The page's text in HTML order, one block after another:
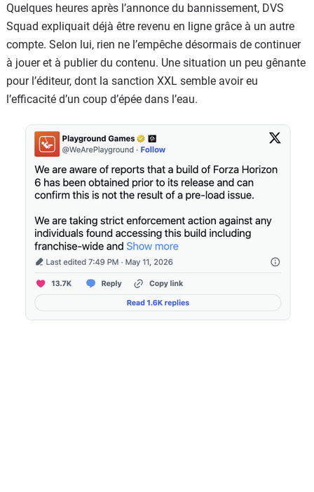
Quelques heures après l’annonce du bannissement, DVS
Squad expliquait déjà être revenu en ligne grâce à un autre
compte. Selon lui, rien ne l’empêche désormais de continuer
à jouer et à publier du contenu. Une situation un peu gênante
pour l’éditeur, dont la sanction XXL semble avoir eu
l’efficacité d’un coup d’épée dans l’eau.